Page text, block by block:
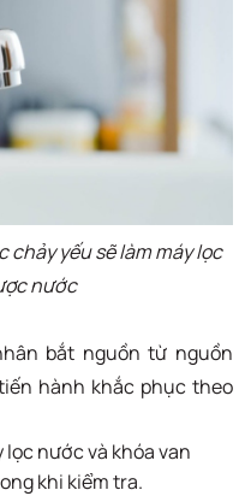
yếu sẽ làm máy lọc
nước
bắt nguồn từ nguồn
hành khắc phục theo
lọc nước và khóa van
khi kiểm tra.